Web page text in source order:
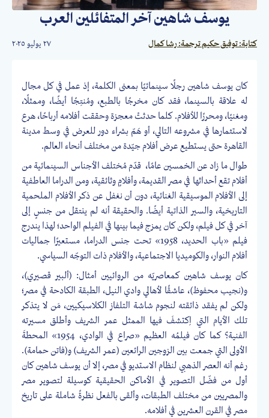
يوسف شاهين آخر المتفائلين العرب
كتابة: توفيق حكيم ترجمة: رشا كمال ٢٧ يوليو ٢٠٢٥
كان يوسف شاهين رجلًا سينمائيًا بمعنى الكلمة، إذ عمل في كل مجال
له علاقة بالسينما، فقد كان مخرجًا بالطبع، ومُنتِجًا أيضًا، وممثلًا،
ومغنيًا، ومحررًا للأفلام. كلما حدثتْ معجزة وحققت أفلامه أرباحًا، هرع
لاستثمارها في مشروعه التالي، أو هَمّ بشراء دور للعرض في وسط مدينة
القاهرة حتى يستطيع عرض أفلام جيّدة من مختلف أنحاء العالم.
طوال ما زاد عن الخمسين عامًا، قدّم مُختلف الأجناس السينمائية من
أفلام تقع أحداثها في مصر القديمة، وأفلامٍ وثائقية، ومن الدراما العاطفية
إلى الأفلام الموسيقية الغنائية، دون أن نغفل عن ذكر الأفلام الملحمية
التاريخية، والسير الذاتية أيضًا. والحقيقة أنه لم ينتقل من جنسٍ إلى
آخر في كل فيلم، ولكن كان يمزج فيما بينها في الفيلم الواحد؛ لهذا يندرج
فيلم «باب الحديد، 1958» تحت جنس الدراما، مستعيرًا جماليات
أفلام النوار، والكوميديا الاجتماعية، والأفلام ذات التوجّه السياسي.
كان يوسف شاهين كمعاصريّه من الروائيين أمثال: (ألبير قصيري)،
و(نجيب محفوظ)، عاشقًا لأهالي وادي النيل، الطبقة الكادحة في مصر؛
ولكن لم يفقد ذائقته لنجوم شاشة التلفاز الكلاسيكيين، مَن لا يتذكر
تلك الأيام التي اِكتشفَ فيها الممثل عمر الشريف وأطلق مسيرته
الفنية؟ كما كان فيلمُه العظيم «صراع في الوادي، 1954» المحطةَ
الأولى التي جمعت بين الزوجين الرائعين (عمر الشريف) و(فاتن حمامة).
رغم أنه العصر الذهبي لنظام الاستديو في مصر، إلا أن يوسف شاهين كان
أول من فضّل التصوير في الأماكن الحقيقية كوسيلة لتصوير مصر
والمصريين من مختلف الطبقات، وألقى بالفعل نظرةً شاملة على تاريخ
مصر في القرن العشرين في أفلامه.